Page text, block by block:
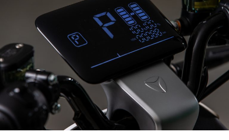
revolucionará
de
las
motos
eléctricas
está
en
fase
muy